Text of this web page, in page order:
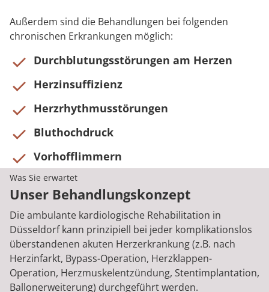
Außerdem sind die Behandlungen bei folgenden
chronischen Erkrankungen möglich:
Durchblutungsstörungen am Herzen
Herzinsuffizienz
Herzrhythmusstörungen
Bluthochdruck
Vorhofflimmern
Was Sie erwartet
Unser Behandlungskonzept
Die ambulante kardiologische Rehabilitation in
Düsseldorf kann prinzipiell bei jeder komplikationslos
überstandenen akuten Herzerkrankung (z.B. nach
Herzinfarkt, Bypass-Operation, Herzklappen-
Operation, Herzmuskelentzündung, Stentimplantation,
Ballonerweiterung) durchgeführt werden.